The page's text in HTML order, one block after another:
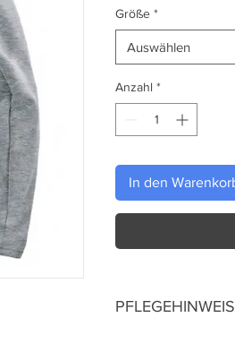
Größe *
Auswählen
Anzahl *
In den
PFLEGEHINWEIS